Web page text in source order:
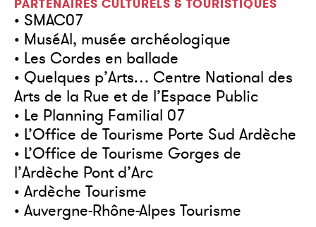
PARTENAIRES CULTURELS & TOURISTIQUES
• SMAC07
• MuséAl, musée archéologique
• Les Cordes en ballade
• Quelques p’Arts… Centre National des
Arts de la Rue et de l’Espace Public
• Le Planning Familial 07
• L’Office de Tourisme Porte Sud Ardèche
• L’Office de Tourisme Gorges de
l’Ardèche Pont d’Arc
• Ardèche Tourisme
• Auvergne-Rhône-Alpes Tourisme